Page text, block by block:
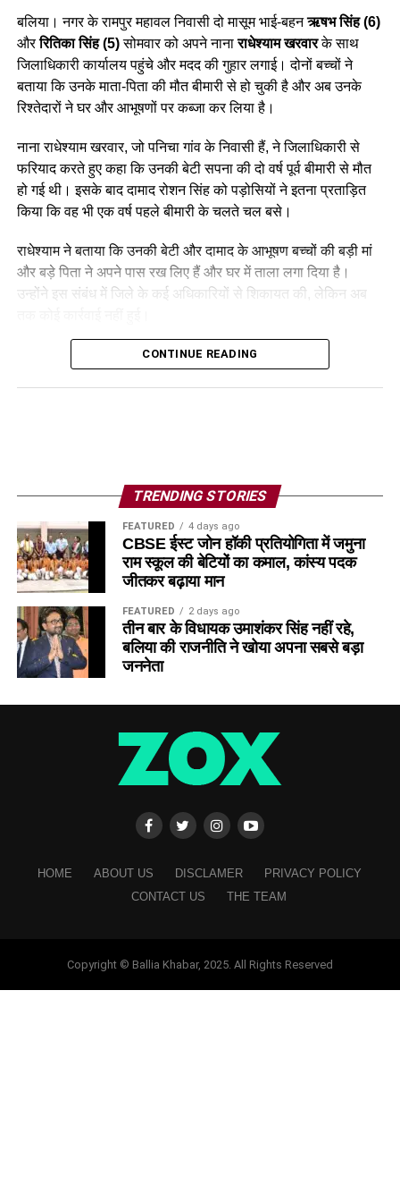
अर्थशास्त्र शिक्षक आशुतोष सिंह, जीव विज्ञान शिक्षिका शिवांगी, हिंदी शिक्षक
चंद्रकेश गुप्ता सहित अभिषेक जायसवाल, असलम अंसारी, अफ़ज़ल ख़ान
तथा कक्षा 11वीं के छात्र-छात्राओं का सहयोग सराहनीय रहा।
बलिया। नगर के रामपुर महावल निवासी दो मासूम भाई-बहनऋषभ सिंह (6)
औररितिका सिंह (5)सोमवार को अपने नानाराधेश्याम खरवारके साथ
जिलाधिकारी कार्यालय पहुंचे और मदद की गुहार लगाई। दोनों बच्चों ने
बताया कि उनके माता-पिता की मौत बीमारी से हो चुकी है और अब उनके
रिश्तेदारों ने घर और आभूषणों पर कब्जा कर लिया है।
नाना राधेश्याम खरवार, जो पनिचा गांव के निवासी हैं, ने जिलाधिकारी से
फरियाद करते हुए कहा कि उनकी बेटी सपना की दो वर्ष पूर्व बीमारी से मौत
हो गई थी। इसके बाद दामाद रोशन सिंह को पड़ोसियों ने इतना प्रताड़ित
किया कि वह भी एक वर्ष पहले बीमारी के चलते चल बसे।
राधेश्याम ने बताया कि उनकी बेटी और दामाद के आभूषण बच्चों की बड़ी मां
और बड़े पिता ने अपने पास रख लिए हैं और घर में ताला लगा दिया है।
उन्होंने इस संबंध में जिले के कई अधिकारियों से शिकायत की, लेकिन अब
उन्होंने जिलाधिकारी से अनुरोध किया किमुख्यमंत्री बाल संरक्षण योजना
CONTINUE READING
TRENDING STORIES
FEATURED 4 days ago
CBSE ईस्ट जोन हॉकी प्रतियोगिता में जमुना
राम स्कूल की बेटियों का कमाल, कांस्य पदक
जीतकर बढ़ाया मान
FEATURED 2 days ago
तीन बार के विधायक उमाशंकर सिंह नहीं रहे,
बलिया की राजनीति ने खोया अपना सबसे बड़ा
जननेता
HOME ABOUT US DISCLAMER
PRIVACY POLICY
CONTACT US
THE TEAM
Copyright © Ballia Khabar, 2025. All Rights Reserved